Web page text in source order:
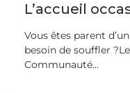
L’accueil
Vous êtes parent
besoin de souffler
Communauté...